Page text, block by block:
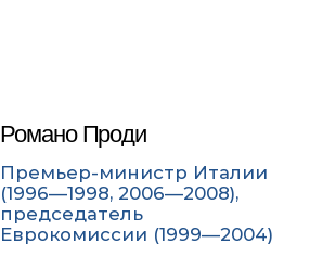
Романо Проди
Премьер-министр Италии
(1996—1998, 2006—2008),
председатель
Еврокомиссии (1999—2004)